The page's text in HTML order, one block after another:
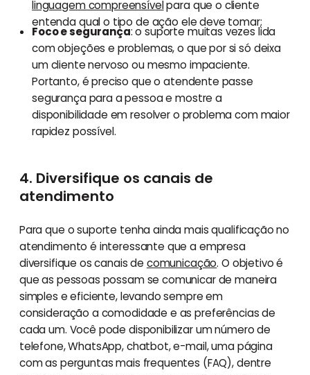
linguagem compreensívelpara que o cliente
entenda qual o tipo de ação ele deve tomar;
Foco e segurança: o suporte muitas vezes lida
com objeções e problemas, o que por si só deixa
um cliente nervoso ou mesmo impaciente.
Portanto, é preciso que o atendente passe
segurança para a pessoa e mostre a
disponibilidade em resolver o problema com maior
rapidez possível.
4. Diversifique os canais de
atendimento
Para que o suporte tenha ainda mais qualificação no
atendimento é interessante que a empresa
diversifique os canais de comunicação. O objetivo é
que as pessoas possam se comunicar de maneira
simples e eficiente, levando sempre em
consideração a comodidade e as preferências de
cada um. Você pode disponibilizar um número de
telefone, WhatsApp, chatbot, e-mail, uma página
com as perguntas mais frequentes (FAQ), dentre